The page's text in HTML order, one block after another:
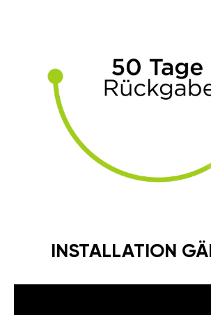
INSTALLATION